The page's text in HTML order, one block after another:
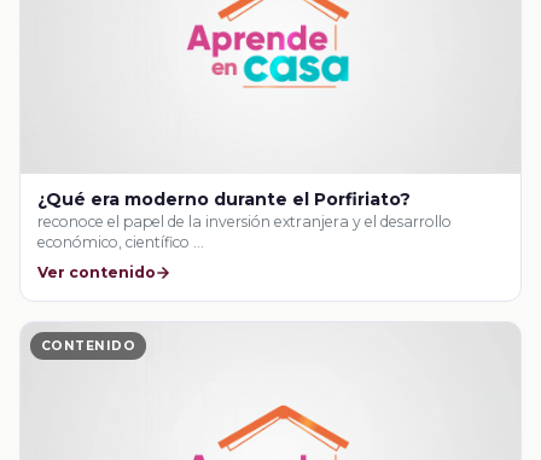
¿Qué era moderno durante el Porfiriato?
reconoce el papel de la inversión extranjera y el desarrollo
económico, científico …
Ver contenido
CONTENIDO